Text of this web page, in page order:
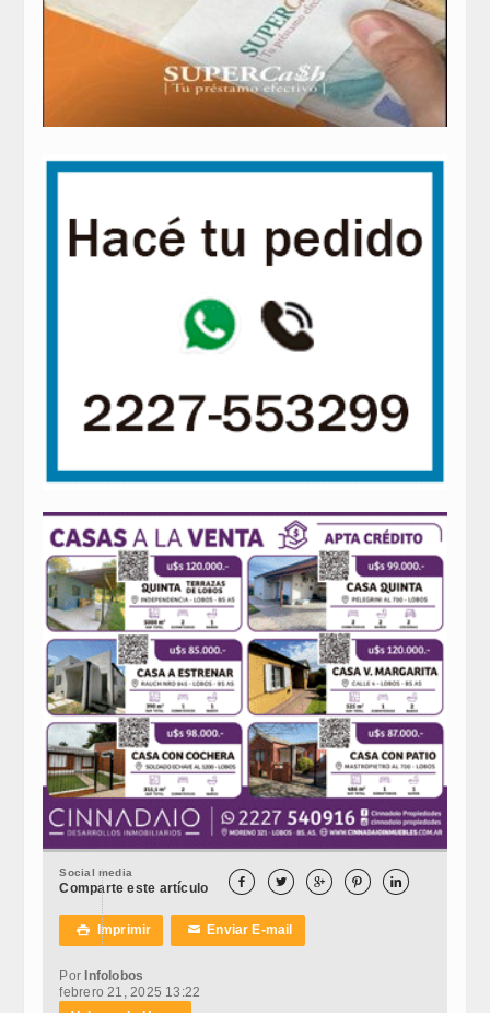
Social media
Comparte este artículo     
 Imprimir ✉Enviar E-mail
Por Infolobos
febrero 21, 2025 13:22